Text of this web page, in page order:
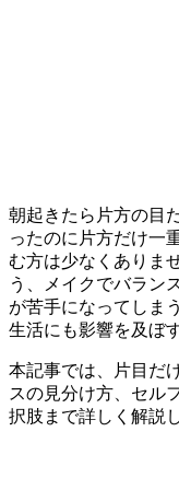
朝起きたら片方の目
ったのに片方だけ一
む方は少なくありま
う、メイクでバラン
が苦手になってしま
生活にも影響を及ぼ
本記事では、片目だ
スの見分け方、セル
択肢まで詳しく解説